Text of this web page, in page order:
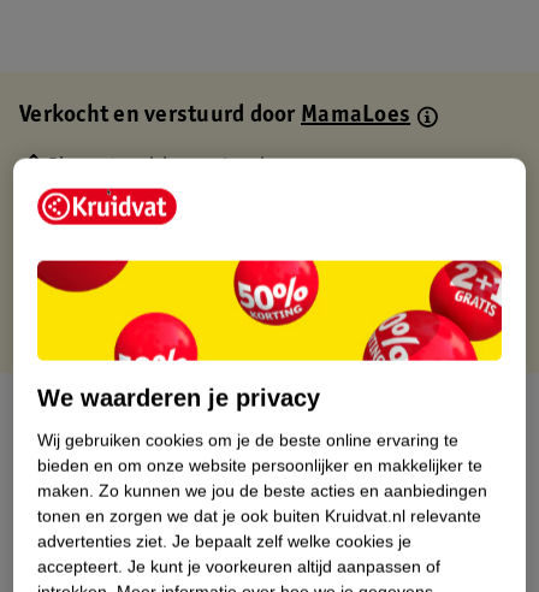
Verkocht en verstuurd doorMamaLoes
Gratis thuisbezorgd
Gratis retourneren via verkooppartner.
Over dit product
Productinformatie
Etiketinformatie
We waarderen je privacy
Wij gebruiken cookies om je de beste online ervaring te
bieden en om onze website persoonlijker en makkelijker te
maken. Zo kunnen we jou de beste acties en aanbiedingen
tonen en zorgen we dat je ook buiten Kruidvat.nl relevante
advertenties ziet. Je bepaalt zelf welke cookies je
accepteert. Je kunt je voorkeuren altijd aanpassen of